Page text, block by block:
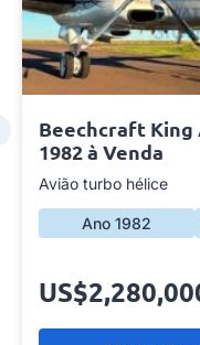
Beechcraft King
1982 à Venda
Avião turbo hélice
Ano 1982